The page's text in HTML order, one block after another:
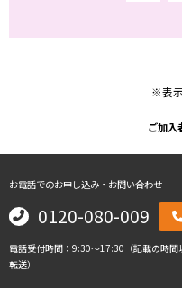
※表示
ご加入
お電話でのお申し込み・お問い合わせ
0120-080-009
電話受付時間：9:30～17:30（記載の時
転送）